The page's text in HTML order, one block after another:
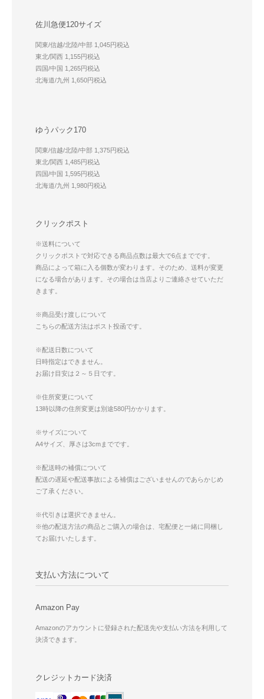
佐川急便120サイズ
関東/信越/北陸/中部 1,045円税込
東北/関西 1,155円税込
四国/中国 1,265円税込
北海道/九州 1,650円税込
ゆうパック170
関東/信越/北陸/中部 1,375円税込
東北/関西 1,485円税込
四国/中国 1,595円税込
北海道/九州 1,980円税込
クリックポスト
※送料について
クリックポストで対応できる商品点数は最大で6点までです。
商品によって箱に入る個数が変わります。そのため、送料が変更
になる場合があります。その場合は当店よりご連絡させていただ
きます。
※商品受け渡しについて
こちらの配送方法はポスト投函です。
※配送日数について
日時指定はできません。
お届け目安は２～５日です。
※住所変更について
13時以降の住所変更は別途580円かかります。
※サイズについて
A4サイズ、厚さは3cmまでです。
※配送時の補償について
配送の遅延や配送事故による補償はございませんのであらかじめ
ご了承ください。
※代引きは選択できません。
※他の配送方法の商品とご購入の場合は、宅配便と一緒に同梱し
てお届けいたします。
支払い方法について
Amazon Pay
Amazonのアカウントに登録された配送先や支払い方法を利用して
決済できます。
クレジットカード決済